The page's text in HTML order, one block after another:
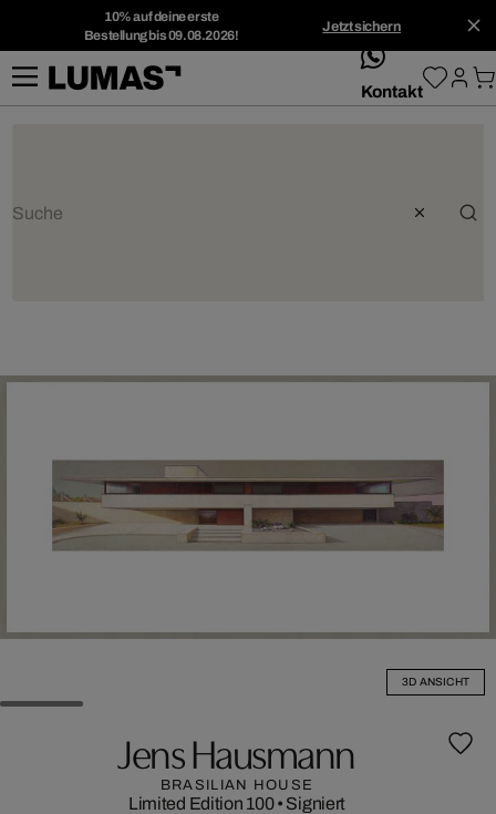
10% auf deine erste
Bestellung bis 09.08.2026!
Jetzt sichern
whatsApp
Kontakt
3D ANSICHT
Jens Hausmann
BRASILIAN HOUSE
Limited Edition 100• Signiert